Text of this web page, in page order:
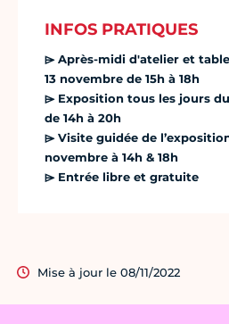
INFOS PRATIQUES
⌲ Après-midi d'atelier et
13 novembre de 15h à 18h
⌲ Exposition tous les jours
de 14h à 20h
⌲ Visite guidée de
novembre à 14h & 18h
⌲ Entrée libre et gratuite
Mise à jour le 08/11/2022